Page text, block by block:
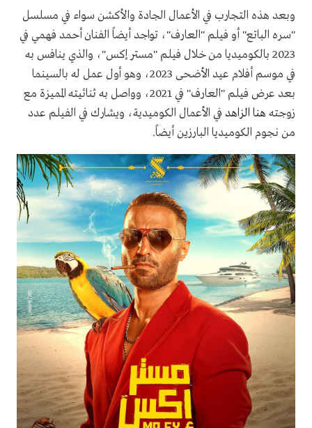
وبعد هذه التجارب في الأعمال الجادة والأكشن سواء في مسلسل
"سره الباتع" أو فيلم "العارف"، تواجد أيضاً الفنان أحمد فهمي في
2023 بالكوميديا من خلال فيلم "مستر إكس"، والذي ينافس به
في موسم أفلام عيد الأضحى 2023، وهو أول عمل له بالسينما
بعد عرض فيلم "العارف" في 2021، وواصل به ثنائيته المميزة مع
زوجته هنا الزاهد في الأعمال الكوميدية، ويشارك في الفيلم عدد
من نجوم الكوميديا البارزين أيضاً.